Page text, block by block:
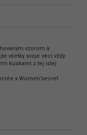
vzorom a
všetky svoje veci vždy
kúskami z tej istej
x Women’secret.